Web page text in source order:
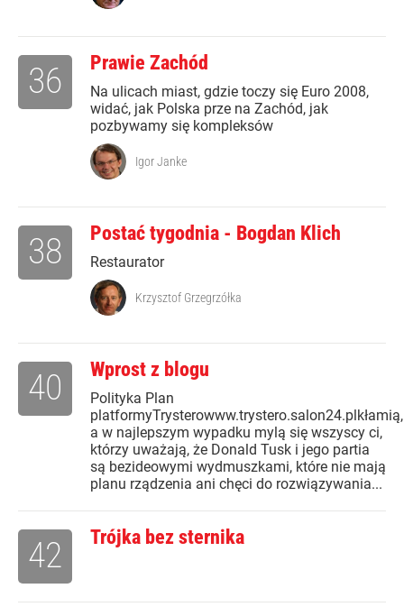
Prawie Zachód
Na ulicach miast, gdzie toczy się Euro 2008,
widać, jak Polska prze na Zachód, jak
pozbywamy się kompleksów
36
Igor Janke
Postać tygodnia - Bogdan Klich
Restaurator
38
Krzysztof Grzegrzółka
Wprost z blogu
Polityka Plan
platformyTrysterowww.trystero.salon24.plkłamią,
a w najlepszym wypadku mylą się wszyscy ci,
którzy uważają, że Donald Tusk i jego partia
są bezideowymi wydmuszkami, które nie mają
planu rządzenia ani chęci do rozwiązywania...
40
Trójka bez sternika
42